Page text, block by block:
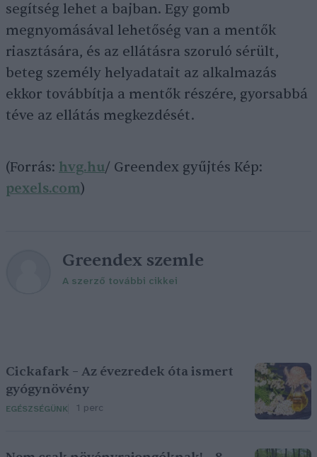
segítség lehet a bajban. Egy gomb
megnyomásával lehetőség van a mentők
riasztására, és az ellátásra szoruló sérült,
beteg személy helyadatait az alkalmazás
ekkor továbbítja a mentők részére, gyorsabbá
téve az ellátás megkezdését.
(Forrás: hvg.hu/ Greendex gyűjtés Kép:
pexels.com)
Greendex szemle
A szerző további cikkei
Cickafark – Az évezredek óta ismert
gyógynövény
EGÉSZSÉGÜNK 1 perc